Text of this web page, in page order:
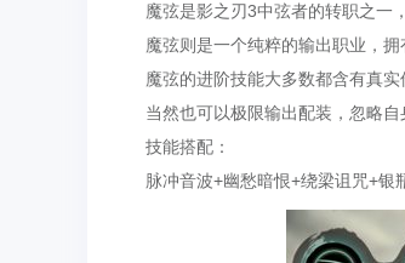
魔弦是影之刃3中弦者的转职之一，
魔弦则是一个纯粹的输出职业，拥
魔弦的进阶技能大多数都含有真实
当然也可以极限输出配装，忽略自
技能搭配：
脉冲音波+幽愁暗恨+绕梁诅咒+银